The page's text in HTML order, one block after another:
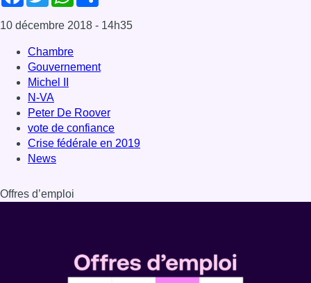
10 décembre 2018 - 14h35
Chambre
Gouvernement
Michel II
N-VA
Peter De Roover
vote de confiance
Crise fédérale en 2019
News
Offres d’emploi